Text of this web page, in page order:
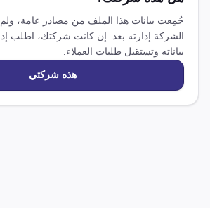
جُمِعت بيانات هذا الملف من مصادر عامة،
الشركة إدارته بعد. إن كانت شركتك، اطلب
بياناته وتستقبل طلبات العملاء.
هذه شركتي